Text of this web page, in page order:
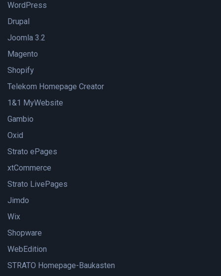
WordPress
Drupal
Joomla 3.2
Magento
Shopify
Telekom Homepage Creator
1&1 MyWebsite
Gambio
Oxid
Strato ePages
xtCommerce
Strato LivePages
Jimdo
Wix
Shopware
WebEdition
STRATO Homepage-Baukasten